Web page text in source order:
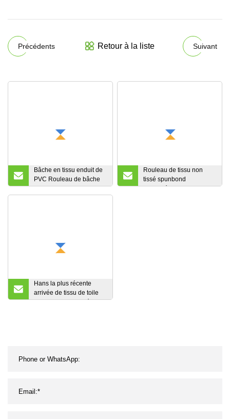
Précédents Retour à la liste Suivant
Bâche en tissu enduit de
PVC Rouleau de bâche
en tissu industriel coupe-
Rouleau de tissu non
tissé spunbond
imperméable en
Hans la plus récente
arrivée de tissu de toile
de polyester recyclé uni